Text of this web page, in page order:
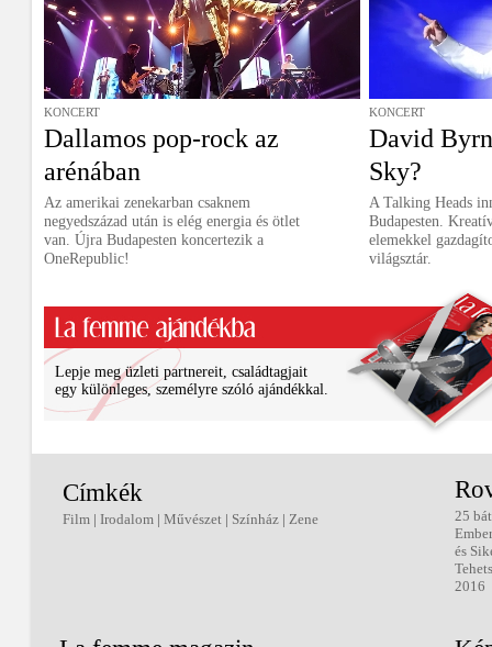
KONCERT
Dallamos pop-rock az
arénában
Az amerikai zenekarban csaknem
negyedszázad után is elég energia és ötlet
van. Újra Budapesten koncertezik a
OneRepublic!
KONCERT
David
Sky?
A Talking Heads
Budapesten.
elemekkel
világsztár.
Lepje meg üzleti partnereit, családtagjait
egy különleges, személyre szóló ajándékkal.
Címkék
Film | Irodalom | Művészet | Színház | Zene
25
és
2016